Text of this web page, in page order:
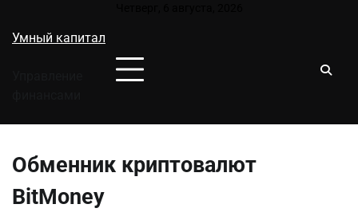
содержимому
Умный капитал
Обменник криптовалют
BitMoney